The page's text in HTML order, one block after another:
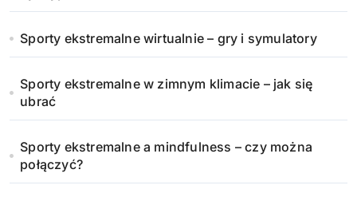
Sporty ekstremalne wirtualnie – gry i symulatory
Sporty ekstremalne w zimnym klimacie – jak się
ubrać
Sporty ekstremalne a mindfulness – czy można
połączyć?